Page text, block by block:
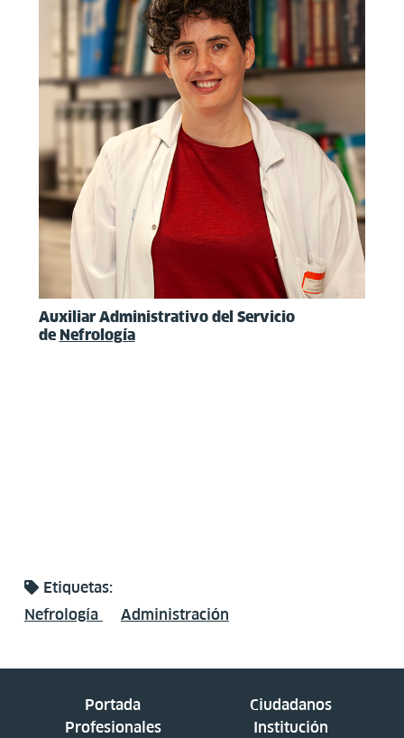
Auxiliar Administrativo del Servicio
de Nefrología
Etiquetas:
Nefrología
Administración
Portada
Ciudadanos
Profesionales
Institución